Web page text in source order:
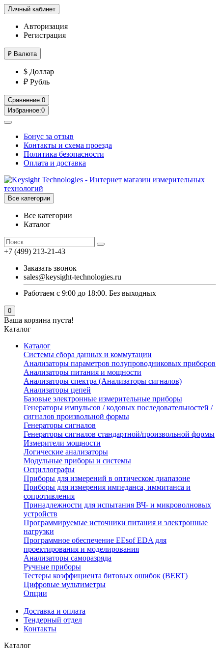
Личный кабинет
Авторизация
Регистрация
₽ Валюта
$ Доллар
₽ Рубль
Сравнение:0
Избранное:0
Бонус за отзыв
Контакты и схема проезда
Политика безопасности
Оплата и доставка
Все категории
Все категории
Каталог
+7 (499) 213-21-43
Заказать звонок
sales@keysight-technologies.ru
Работаем с 9:00 до 18:00. Без выходных
0
Ваша корзина пуста!
Каталог
Каталог
Cистемы сбора данных и коммутации
Анализаторы параметров полупроводниковых приборов
Анализаторы питания и мощности
Анализаторы спектра (Анализаторы сигналов)
Анализаторы цепей
Базовые электронные измерительные приборы
Генераторы импульсов / кодовых последовательностей /
сигналов произвольной формы
Генераторы сигналов
Генераторы сигналов стандартной/произвольной формы
Измерители мощности
Логические анализаторы
Модульные приборы и системы
Осциллографы
Приборы для измерений в оптическом диапазоне
Приборы для измерения импеданса, иммитанса и
сопротивления
Принадлежности для испытания ВЧ- и микроволновых
устройств
Программируемые источники питания и электронные
нагрузки
Программное обеспечение EEsof EDA для
проектирования и моделирования
Анализаторы саморазряда
Ручные приборы
Тестеры коэффициента битовых ошибок (BERT)
Цифровые мультиметры
Опции
Доставка и оплата
Тендерный отдел
Контакты
Каталог